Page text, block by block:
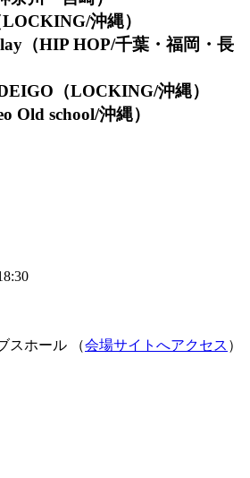
沖縄）
（HIP HOP/千葉・福岡・長
（LOCKING/沖縄）
Old school/沖縄）
スホール （会場サイトへアクセス ）